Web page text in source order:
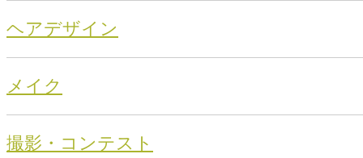
ヘアデザイン
メイク
撮影・コンテスト